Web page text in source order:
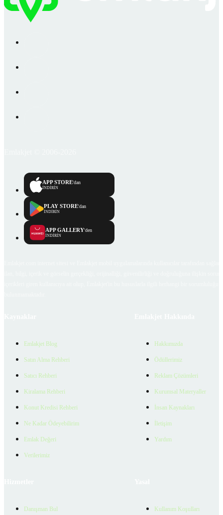
APP STORE'dan
İNDİRİN
PLAY STORE'dan
İNDİRİN
APP GALLERY'den
İNDİRİN
Emlakjet Blog
Satın Alma Rehberi
Satıcı Rehberi
Kiralama Rehberi
Konut Kredisi Rehberi
Ne Kadar Ödeyebilirim
Emlak Değeri
Verilerimiz
Hakkımızda
Ödüllerimiz
Reklam Çözümleri
Kurumsal Materyaller
İnsan Kaynakları
İletişim
Yardım
Danışman Bul Kullanım Koşulları